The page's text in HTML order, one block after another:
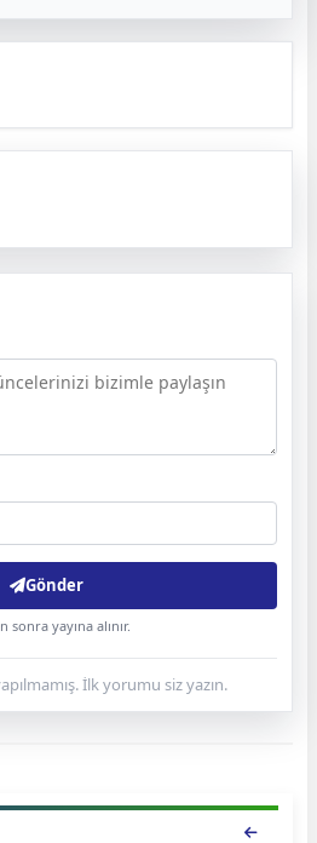
Gönder
sonra yayına alınır.
İlk yorumu siz yazın.